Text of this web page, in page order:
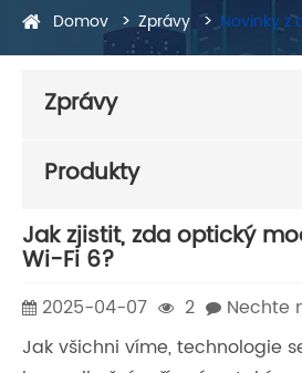
Domov Zprávy Novinky z
Zprávy
Produkty
Jak zjistit, zda optický
Wi-Fi 6?
2025-04-07 2
Nechte
Jak všichni víme, technologie